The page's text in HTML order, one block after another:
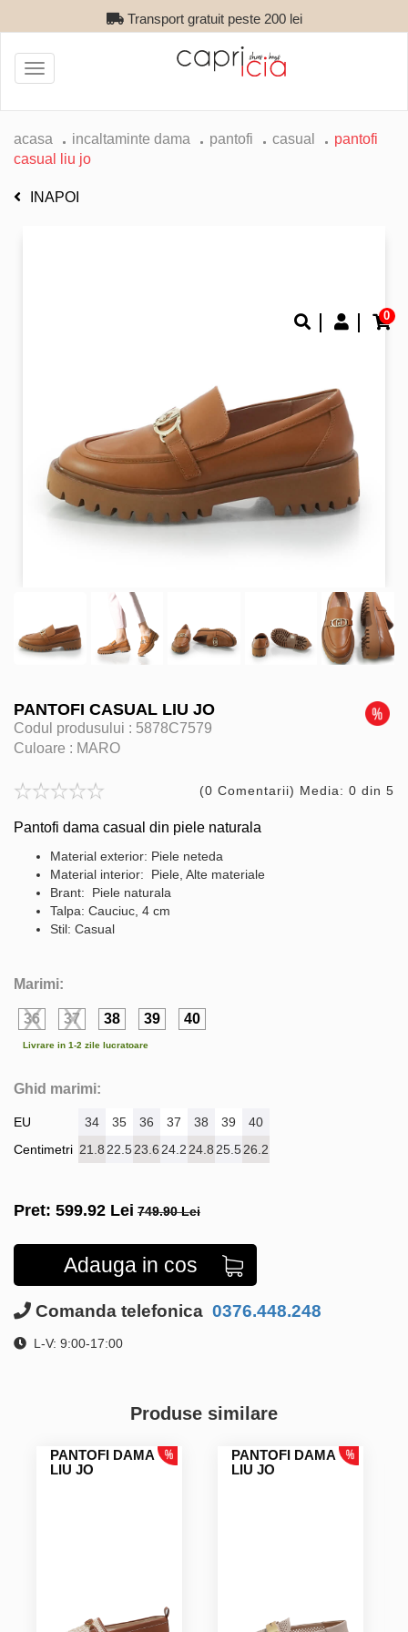
Transport gratuit peste 200 lei
0
Toggle
navigation
acasa incaltaminte dama pantofi casual
pantofi
casual liu jo
INAPOI
PANTOFI CASUAL LIU JO
Codul produsului : 5878C7579
Culoare : MARO
(0 Comentarii) Media: 0 din 5
Pantofi dama casual din piele naturala
Material exterior: Piele neteda
Material interior: Piele, Alte materiale
Brant: Piele naturala
Talpa: Cauciuc, 4 cm
Stil: Casual
Marimi:
36 37 38 39 40
Livrare in 1-2 zile lucratoare
Ghid marimi:
EU
Centimetri
34 35 36 37 38 39
40
21.8 22.523.6 24.2 24.8 25.526.2
Pret: 599.92 Lei 749.90 Lei
Adauga in cos
Comanda telefonica 0376.448.248
L-V: 9:00-17:00
Produse similare
PANTOFI DAMA
LIU JO
PANTOFI DAMA
LIU JO